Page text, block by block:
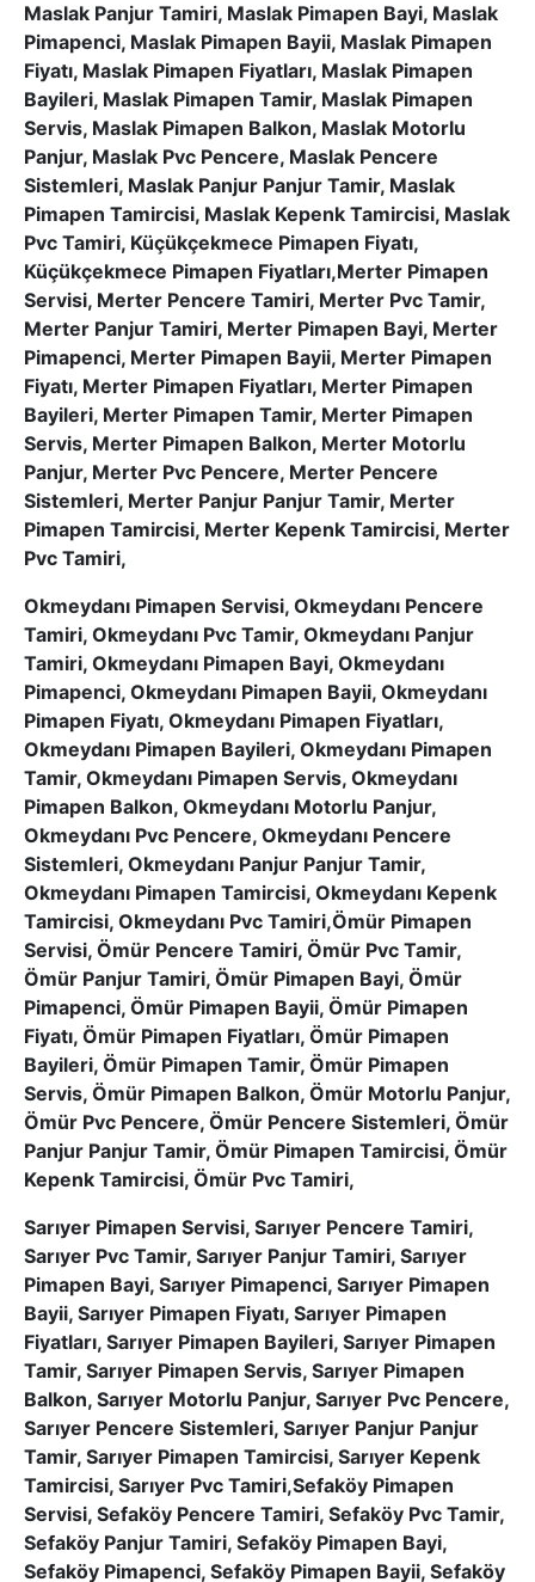
Okmeydanı Pimapen Servisi, Okmeydanı Pencere
Tamiri, Okmeydanı Pvc Tamir, Okmeydanı Panjur
Tamiri, Okmeydanı Pimapen Bayi, Okmeydanı
Pimapenci, Okmeydanı Pimapen Bayii, Okmeydanı
Pimapen Fiyatı, Okmeydanı Pimapen Fiyatları,
Okmeydanı Pimapen Bayileri, Okmeydanı Pimapen
Tamir, Okmeydanı Pimapen Servis, Okmeydanı
Pimapen Balkon, Okmeydanı Motorlu Panjur,
Okmeydanı Pvc Pencere, Okmeydanı Pencere
Sistemleri, Okmeydanı Panjur Panjur Tamir,
Okmeydanı Pimapen Tamircisi, Okmeydanı Kepenk
Tamircisi, Okmeydanı Pvc Tamiri,Ömür Pimapen
Servisi, Ömür Pencere Tamiri, Ömür Pvc Tamir,
Ömür Panjur Tamiri, Ömür Pimapen Bayi, Ömür
Pimapenci, Ömür Pimapen Bayii, Ömür Pimapen
Fiyatı, Ömür Pimapen Fiyatları, Ömür Pimapen
Bayileri, Ömür Pimapen Tamir, Ömür Pimapen
Servis, Ömür Pimapen Balkon, Ömür Motorlu Panjur,
Ömür Pvc Pencere, Ömür Pencere Sistemleri, Ömür
Panjur Panjur Tamir, Ömür Pimapen Tamircisi, Ömür
Kepenk Tamircisi, Ömür Pvc Tamiri,
Sarıyer Pimapen Servisi, Sarıyer Pencere Tamiri,
Sarıyer Pvc Tamir, Sarıyer Panjur Tamiri, Sarıyer
Pimapen Bayi, Sarıyer Pimapenci, Sarıyer Pimapen
Bayii, Sarıyer Pimapen Fiyatı, Sarıyer Pimapen
Fiyatları, Sarıyer Pimapen Bayileri, Sarıyer Pimapen
Tamir, Sarıyer Pimapen Servis, Sarıyer Pimapen
Balkon, Sarıyer Motorlu Panjur, Sarıyer Pvc Pencere,
Sarıyer Pencere Sistemleri, Sarıyer Panjur Panjur
Tamir, Sarıyer Pimapen Tamircisi, Sarıyer Kepenk
Tamircisi, Sarıyer Pvc Tamiri,Sefaköy Pimapen
Servisi, Sefaköy Pencere Tamiri, Sefaköy Pvc Tamir,
Sefaköy Panjur Tamiri, Sefaköy Pimapen Bayi,
Sefaköy Pimapenci, Sefaköy Pimapen Bayii, Sefaköy